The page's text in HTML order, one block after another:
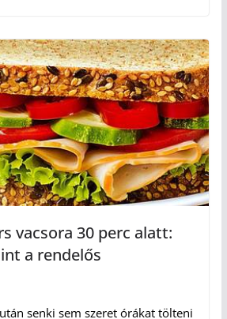
vacsora 30 perc alatt:
a rendelős
senki sem szeret órákat tölteni